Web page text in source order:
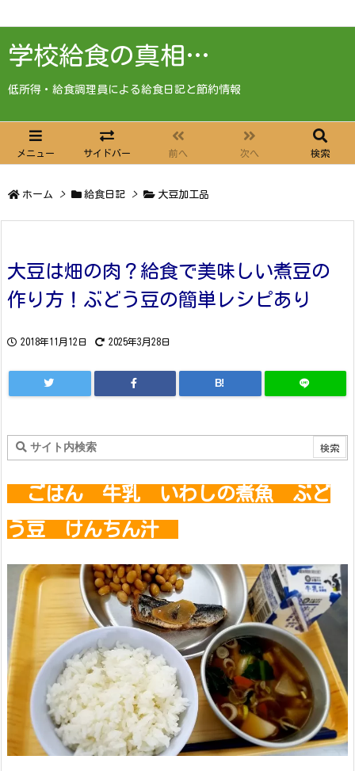
学校給食の真相…
低所得・給食調理員による給食日記と節約情報
メニュー サイドバー 前へ 次へ 検索
ホーム > 給食日記 > 大豆加工品
大豆は畑の肉？給食で美味しい煮豆の
作り方！ぶどう豆の簡単レシピあり
2018年11月12日 2025年3月28日
B!
ごはん 牛乳 いわしの煮魚 ぶど
う豆 けんちん汁